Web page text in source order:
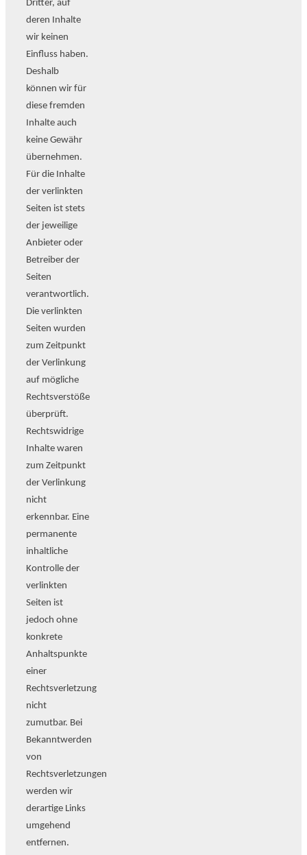
Dritter, auf
deren Inhalte
wir keinen
Einfluss haben.
Deshalb
können wir für
diese fremden
Inhalte auch
keine Gewähr
übernehmen.
Für die Inhalte
der verlinkten
Seiten ist stets
der jeweilige
Anbieter oder
Betreiber der
Seiten
verantwortlich.
Die verlinkten
Seiten wurden
zum Zeitpunkt
der Verlinkung
auf mögliche
Rechtsverstöße
überprüft.
Rechtswidrige
Inhalte waren
zum Zeitpunkt
der Verlinkung
nicht
erkennbar. Eine
permanente
inhaltliche
Kontrolle der
verlinkten
Seiten ist
jedoch ohne
konkrete
Anhaltspunkte
einer
Rechtsverletzung
nicht
zumutbar. Bei
Bekanntwerden
von
Rechtsverletzungen
werden wir
derartige Links
umgehend
entfernen.